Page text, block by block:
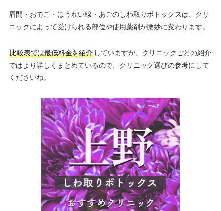
眉間・おでこ・ほうれい線・あごのしわ取りボトックスは、クリ
ニックによって受けられる部位や使用薬剤が微妙に変わります。
比較表では最低料金を紹介していますが、クリニックごとの紹介
ではより詳しくまとめているので、クリニック選びの参考にして
くださいね。